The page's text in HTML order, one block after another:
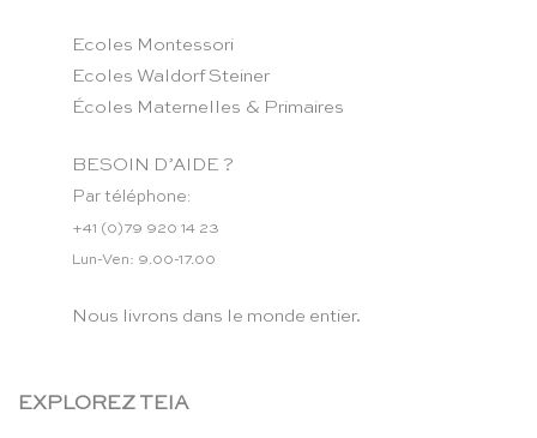
Ecoles Montessori
Ecoles Waldorf Steiner
Écoles Maternelles & Primaires
BESOIN D’AIDE ?
Par téléphone:
+41 (0)79 920 14 23
Lun-Ven: 9.00-17.00
Nous livrons dans le monde entier.
EXPLOREZ TEIA